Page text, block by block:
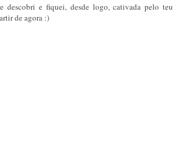
descobri e fiquei, desde logo, cativada pelo teu
de agora :)